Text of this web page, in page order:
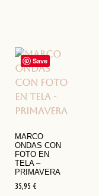
Save
MARCO
ONDAS CON
FOTO EN
TELA –
PRIMAVERA
35,95 €